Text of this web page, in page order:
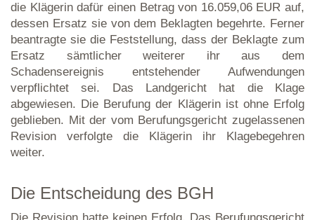
die Klägerin dafür einen Betrag von 16.059,06 EUR auf,
dessen Ersatz sie von dem Beklagten begehrte. Ferner
beantragte sie die Feststellung, dass der Beklagte zum
Ersatz sämtlicher weiterer ihr aus dem
Schadensereignis entstehender Aufwendungen
verpflichtet sei. Das Landgericht hat die Klage
abgewiesen. Die Berufung der Klägerin ist ohne Erfolg
geblieben. Mit der vom Berufungsgericht zugelassenen
Revision verfolgte die Klägerin ihr Klagebegehren
weiter.
Die Entscheidung des BGH